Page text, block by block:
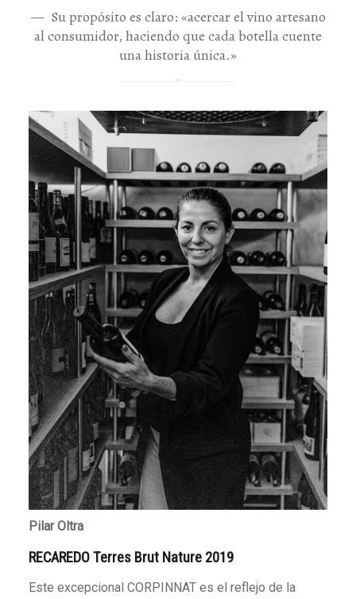
Su propósito es claro: «acercar el vino artesano
al consumidor, haciendo que cada botella cuente
una historia única.»
Pilar Oltra
RECAREDO Terres Brut Nature 2019
Este excepcional CORPINNAT es el reflejo de la